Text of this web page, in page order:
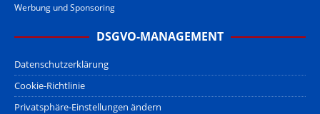
Werbung und Sponsoring
DSGVO-MANAGEMENT
Datenschutzerklärung
Cookie-Richtlinie
Privatsphäre-Einstellungen ändern